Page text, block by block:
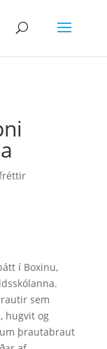
í Boxinu,
sem
hugvit og
þrautabraut